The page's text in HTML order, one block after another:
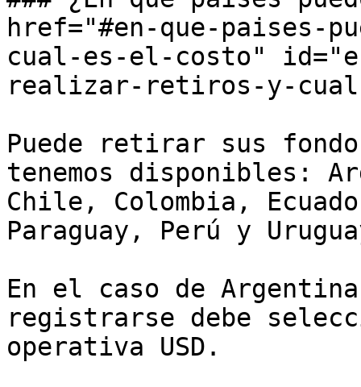
href="#en-que-
cual-es-el-costo"
realizar-retiros-y-
Puede retirar sus
tenemos disponibles:
Chile, Colombia,
Paraguay, Perú y
En el caso de
registrarse debe
operativa USD.